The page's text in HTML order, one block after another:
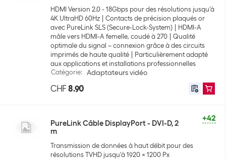
HDMI Version 2.0 - 18Gbps pour des résolutions jusqu'à
4K UltraHD 60Hz
Contacts de précision plaqués or
avec PureLink SLS (Secure-Lock-System)
HDMI-A
mâle vers HDMI-A femelle, coudé à 270
Qualité
optimale du signal – connexion grâce à des circuits
imprimés de haute qualité
Particulièrement adapté
aux applications et installations professionnelles
Catégorie: Adaptateurs vidéo
CHF 8.90
+42
PureLink Câble DisplayPort - DVI-D, 2
m
Transmission de données à haut débit pour des
résolutions TVHD jusqu'à 1920 x 1200 Px